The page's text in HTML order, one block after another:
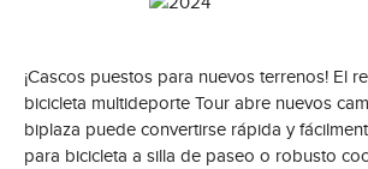
¡Cascos puestos para nuevos terrenos! El
bicicleta multideporte Tour abre nuevos
biplaza puede convertirse rápida y
para bicicleta a silla de paseo o robusto